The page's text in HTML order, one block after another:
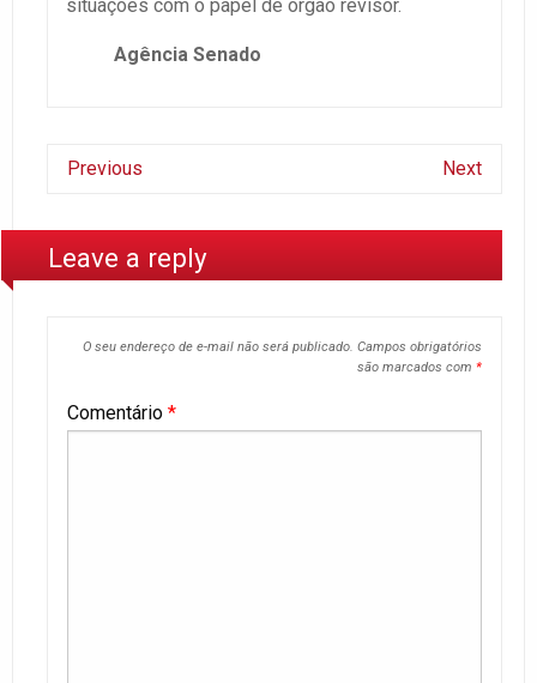
situações com o papel de órgão revisor.
Agência Senado
Previous Next
Leave a reply
O seu endereço de e-mail não será publicado. Campos obrigatórios
são marcados com *
Comentário *